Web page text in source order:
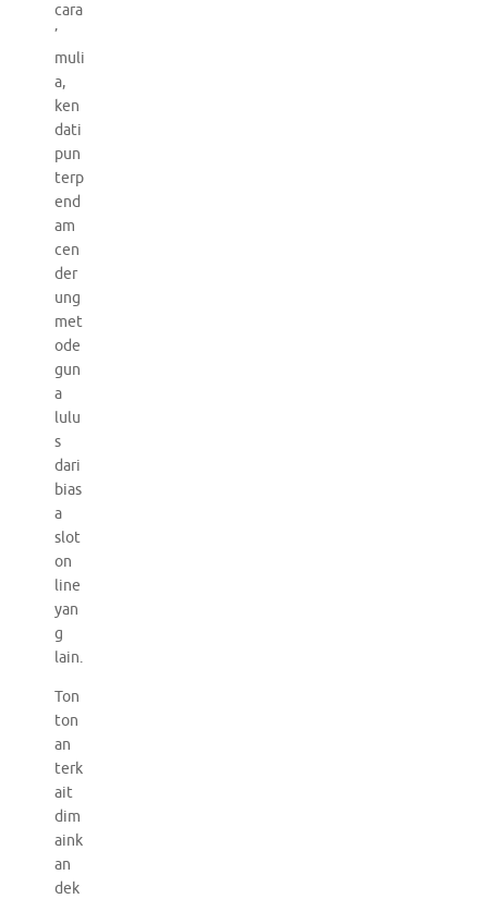
cara
’
muli
a,
ken
dati
pun
terp
end
am
cen
der
ung
met
ode
gun
a
lulu
s
dari
bias
a
slot
on
line
yan
g
lain.
Ton
ton
an
terk
ait
dim
aink
an
dek